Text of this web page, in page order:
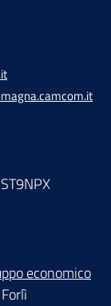
economico